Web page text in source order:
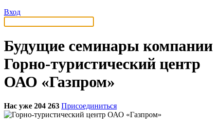
Вход
Будущие семинары компании
Горно-туристический центр
ОАО «Газпром»
Нас уже 204 263 Присоединиться